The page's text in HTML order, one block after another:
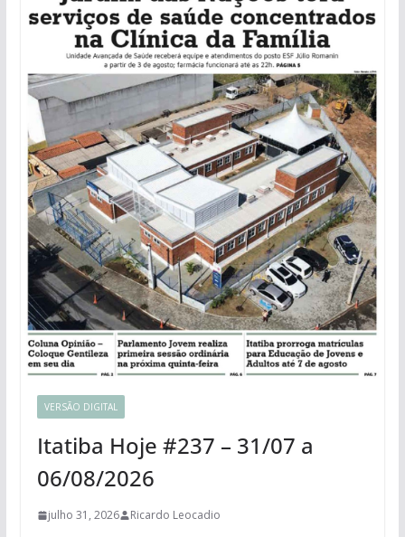
VERSÃO DIGITAL
Itatiba Hoje #237 – 31/07 a
06/08/2026
julho 31, 2026 Ricardo Leocadio